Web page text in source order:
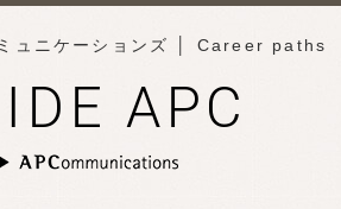
ュニケーションズ │ Career paths
APC